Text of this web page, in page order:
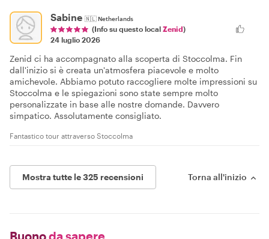
Sabine 🇳🇱Netherlands
(Info su questo local Zenid)
24 luglio 2026
Zenid ci ha accompagnato alla scoperta di Stoccolma. Fin
dall'inizio si è creata un'atmosfera piacevole e molto
amichevole. Abbiamo potuto raccogliere molte impressioni su
Stoccolma e le spiegazioni sono state sempre molto
personalizzate in base alle nostre domande. Davvero
simpatico. Assolutamente consigliato.
Fantastico tour attraverso Stoccolma
Mostra tutte le 325 recensioni Torna all'inizio
Buonoda sapere